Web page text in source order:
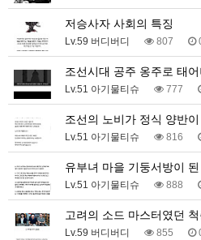
저승사자 사회의 특징
Lv.59 버디버디 807
조선시대 공주 옹주로 태
Lv.51 아기물티슈 777
조선의 노비가 정식 양반
Lv.51 아기물티슈 816
유부녀 마을 기둥서방이
Lv.51 아기물티슈 888
고려의 소드 마스터였던
Lv.59 버디버디 855